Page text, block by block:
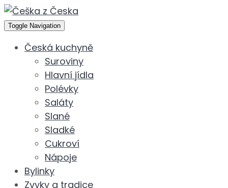
Toggle Navigation
Česká kuchyně
Suroviny
Hlavní jídla
Polévky
Saláty
Slané
Sladké
Cukroví
Nápoje
Bylinky
Zvyky a tradice